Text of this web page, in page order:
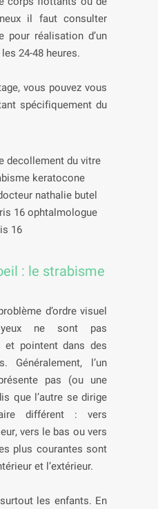
il faut consulter
pour réalisation d’un
24-48 heures.
vous pouvez vous
spécifiquement du
: le strabisme
d’ordre visuel
ne sont pas
et pointent dans des
Généralement, l’un
pas (ou une
que l’autre se dirige
différent : vers
vers le bas ou vers
plus courantes sont
et l’extérieur.
les enfants. En